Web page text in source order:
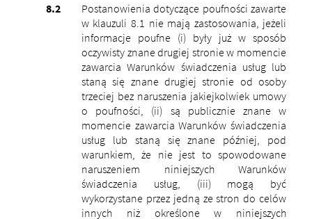
Postanowienia dotyczące poufności zawarte
w klauzuli 8.1 nie mają zastosowania, jeżeli
informacje poufne (i) były już w sposób
oczywisty znane drugiej stronie w momencie
zawarcia Warunków świadczenia usług lub
staną się znane drugiej stronie od osoby
trzeciej bez naruszenia jakiejkolwiek umowy
o poufności, (ii) są publicznie znane w
momencie zawarcia Warunków świadczenia
usług lub staną się znane później, pod
warunkiem, że nie jest to spowodowane
naruszeniem niniejszych Warunków
świadczenia usług, (iii) mogą być
wykorzystane przez jedną ze stron do celów
innych niż określone w niniejszych